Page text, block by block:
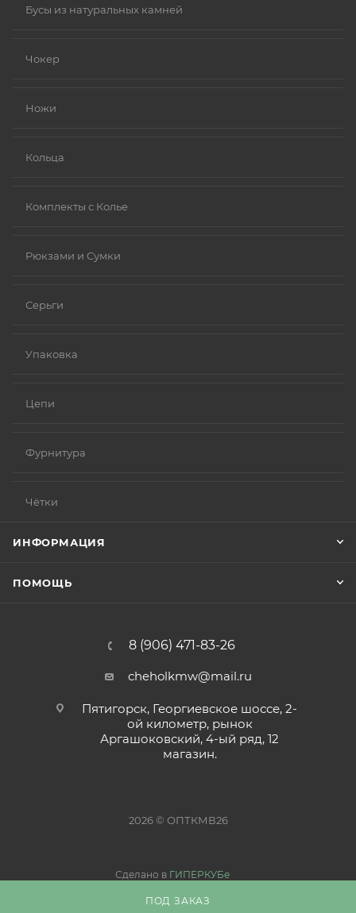
ПОД ЗАКАЗ
Бусы из натуральных камней
Чокер
Ножи
Кольца
Комплекты с Колье
Рюкзами и Сумки
Серьги
Упаковка
Цепи
Фурнитура
Чётки
ИНФОРМАЦИЯ
ПОМОЩЬ
8 (906) 471-83-26
cheholkmw@mail.ru
Пятигорск, Георгиевское шоссе, 2-
ой километр, рынок
Аргашоковский, 4-ый ряд, 12
магазин.
2026 © ОПТКМВ26
Сделано в ГИПЕРКУБе